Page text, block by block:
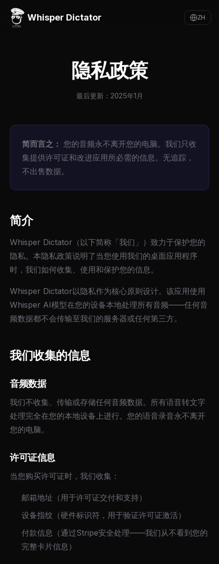
Whisper Dictator ZH
隐私政策
最后更新：2025年1月
简而言之： 您的音频永不离开您的电脑。我们只收
集提供许可证和改进应用所必需的信息。无追踪，
不出售数据。
简介
Whisper Dictator（以下简称「我们」）致力于保护您的
隐私。本隐私政策说明了当您使用我们的桌面应用程序
时，我们如何收集、使用和保护您的信息。
Whisper Dictator以隐私作为核心原则设计。该应用使用
Whisper AI模型在您的设备本地处理所有音频——任何音
频数据都不会传输至我们的服务器或任何第三方。
我们收集的信息
音频数据
我们不收集、传输或存储任何音频数据。所有语音转文字
处理完全在您的本地设备上进行。您的语音录音永不离开
您的电脑。
许可证信息
当您购买许可证时，我们收集：
邮箱地址（用于许可证交付和支持）
设备指纹（硬件标识符，用于验证许可证激活）
付款信息（通过Stripe安全处理——我们从不看到您的
完整卡片信息）